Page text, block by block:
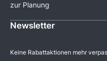
zur Planung
Newsletter
Keine Rabattaktionen mehr